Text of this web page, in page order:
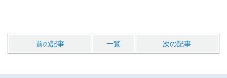
前の記事 一覧 次の記事